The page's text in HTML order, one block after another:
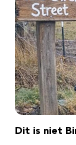
Dit is niet